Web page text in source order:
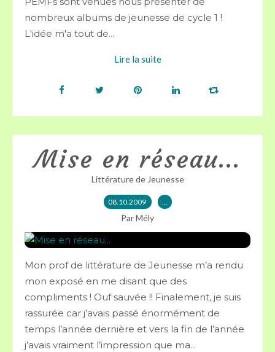
nombreux albums de jeunesse de cycle 1 !
L'idée m'a tout de...
Lire la suite
Mise en réseau...
Littérature de Jeunesse
08.10.2009 …
Par Mély
Mon prof de littérature de Jeunesse m’a rendu
mon exposé en me disant que des
compliments ! Ouf sauvée !! Finalement, je suis
rassurée car j’avais passé énormément de
temps l’année dernière et vers la fin de l’année
j’avais vraiment l’impression que ma...